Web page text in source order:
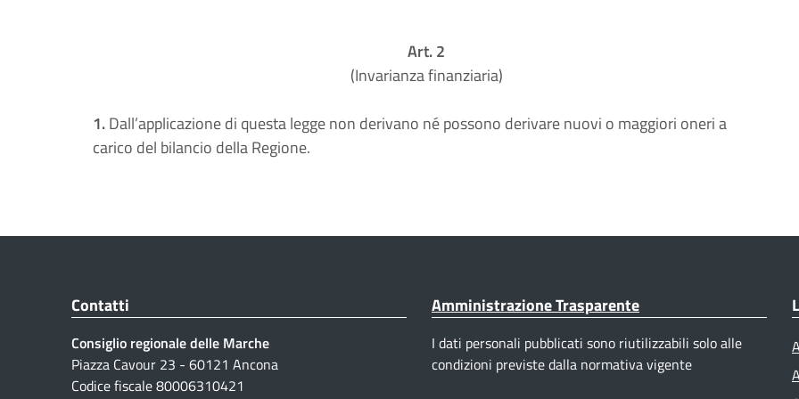
Art. 2
(Invarianza finanziaria)
1.Dall’applicazione di questa legge non derivano né possono derivare nuovi o maggiori oneri a
carico del bilancio della Regione.
Contatti
Consiglio regionale delle Marche
Piazza Cavour 23 - 60121 Ancona
Codice fiscale 80006310421
Amministrazione Trasparente
I dati personali pubblicati sono riutilizzabili solo alle
condizioni previste dalla normativa vigente